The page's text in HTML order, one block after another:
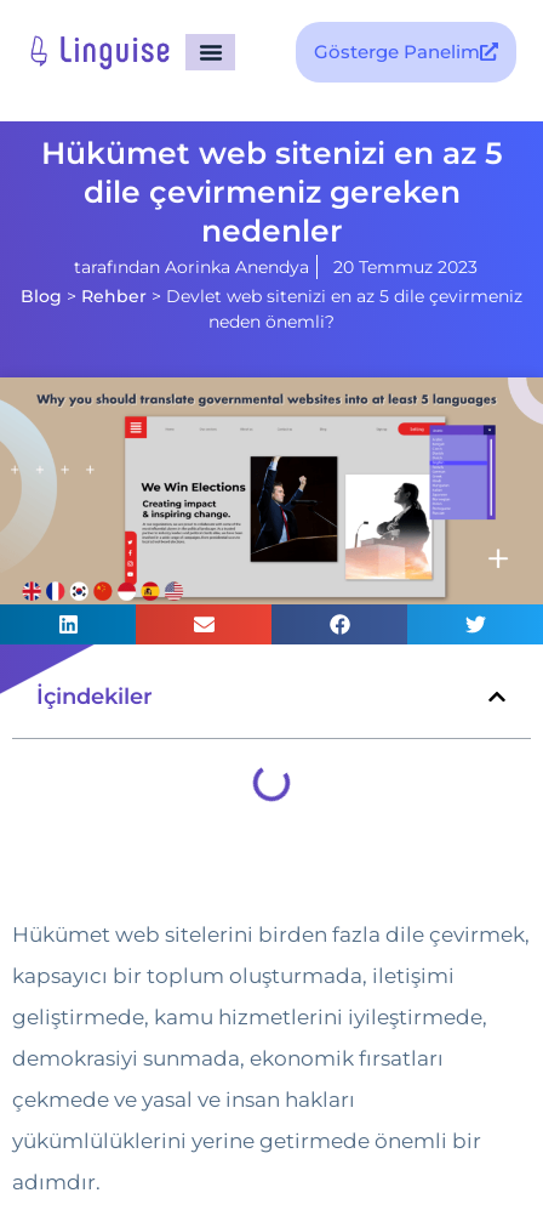
Gösterge Panelim
Hükümet web sitenizi en az 5
dile çevirmeniz gereken
nedenler
tarafından Aorinka Anendya
20 Temmuz 2023
Blog > Rehber > Devlet web sitenizi en az 5 dile çevirmeniz
neden önemli?
İçindekiler
Hükümet web sitelerini birden fazla dile çevirmek,
kapsayıcı bir toplum oluşturmada, iletişimi
geliştirmede, kamu hizmetlerini iyileştirmede,
demokrasiyi sunmada, ekonomik fırsatları
çekmede ve yasal ve insan hakları
yükümlülüklerini yerine getirmede önemli bir
adımdır.